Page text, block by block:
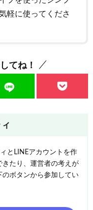
軽に使ってくださ
てね！
とLINEアカウントを作
きたり、運営者の考えが
のボタンから参加してい